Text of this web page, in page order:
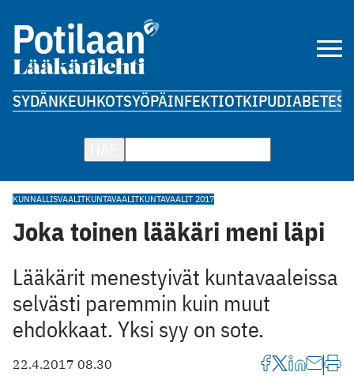
SYDÄNKEUHKOTSYÖPÄINFEKTIOTKIPUDIABETES
KUNNALLISVAALITKUNTAVAALITKUNTAVAALIT 2017
Joka toinen lääkäri meni läpi
Lääkärit menestyivät kuntavaaleissa
selvästi paremmin kuin muut
ehdokkaat. Yksi syy on sote.
22.4.2017 08.30